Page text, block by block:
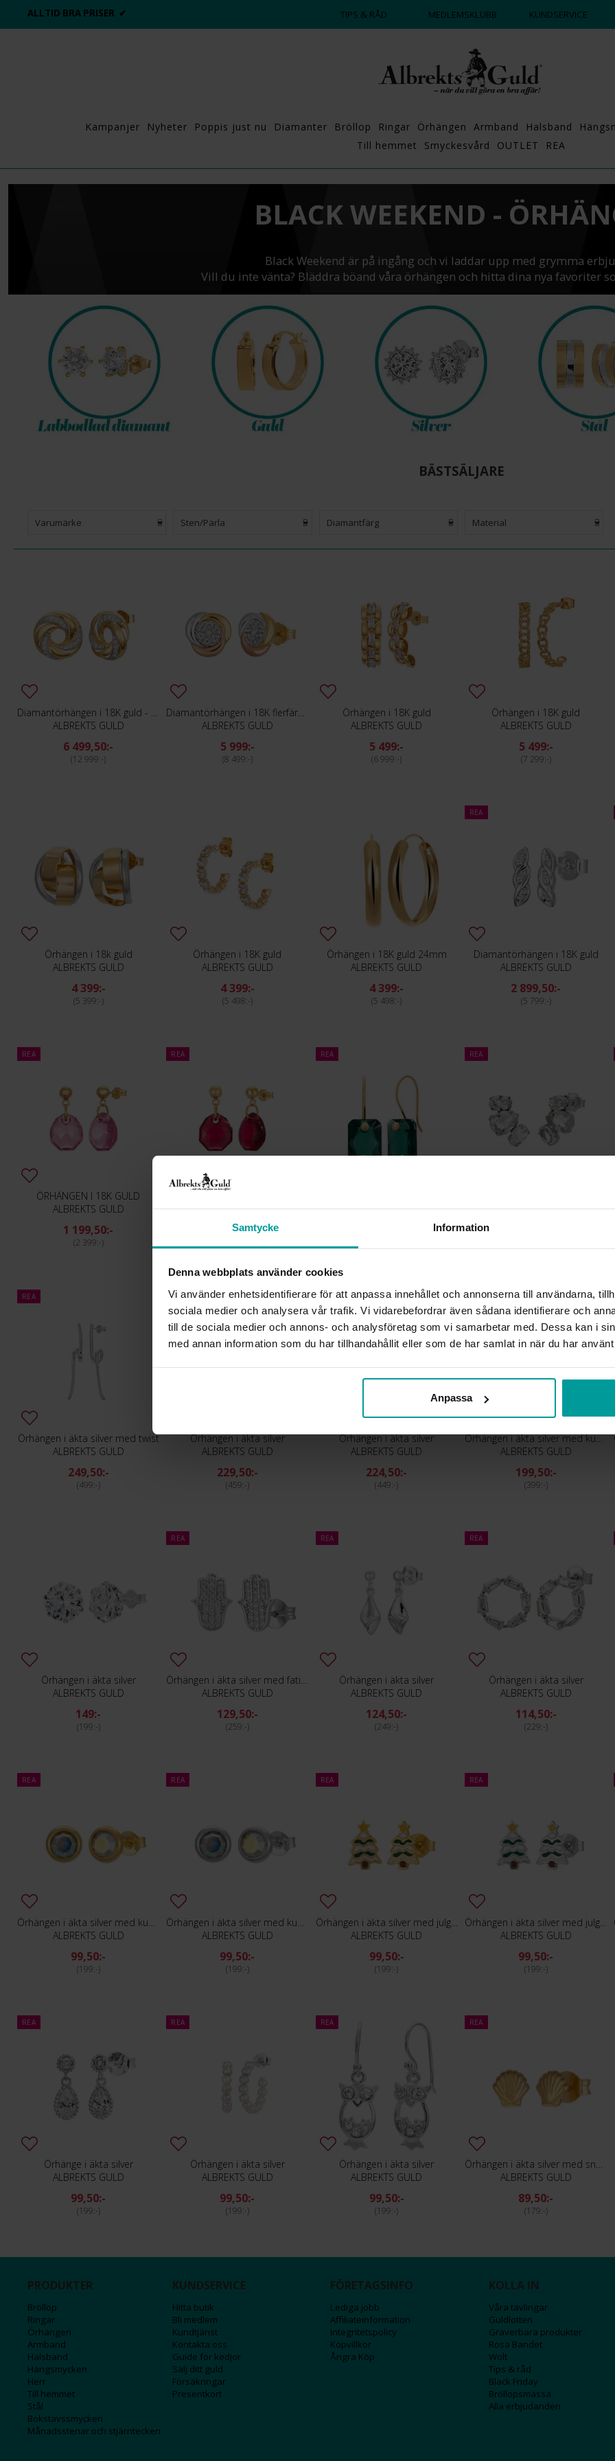
Samtycke Information
Denna webbplats använder cookies
Vi använder enhetsidentifierare för att anpassa innehållet och annonserna till användarna,
sociala medier och analysera vår trafik. Vi vidarebefordrar även sådana identifierare och
till de sociala medier och annons- och analysföretag som vi samarbetar med. Dessa kan i
med annan information som du har tillhandahållit eller som de har samlat in när du har
Anpassa
TIPS & RÅD MEDLEMSKLUBB KUNDSERVICE
Kampanjer Nyheter Poppis just nu Diamanter Bröllop Ringar Örhängen Armband Halsband
Till hemmet
Smyckesvård OUTLET REA
BLACK WEEKEND -
Black Weekend är på ingång och vi laddar upp med grymma
Vill du inte vänta? Bläddra böand våra örhängen och hitta dina nya favoriter
BÄSTSÄLJARE
Varumärke Sten/Pärla Diamantfärg Material
ALBREKTS GULD
6 499,50:-
12 999:-
ALBREKTS GULD
5 999:-
8 499:-
Örhängen i 18K guld
ALBREKTS GULD
5 499:-
6 999:-
Örhängen i 18K guld
ALBREKTS GULD
5 499:-
7 299:-
Örhängen i 18k guld
ALBREKTS GULD
4 399:-
5 399:-
Örhängen i 18K guld
ALBREKTS GULD
4 399:-
5 498:-
Örhängen i 18K guld 24mm
ALBREKTS GULD
4 399:-
5 498:-
REA
Diamantörhängen i 18K guld
ALBREKTS GULD
2 899,50:-
5 799:-
REA
ÖRHÄNGEN I 18K GULD
ALBREKTS GULD
1 199,50:-
2 399:-
REA
ALBREKTS GULD
1 149,50:-
REA
ALBREKTS GULD
REA
ALBREKTS GULD
REA
Örhängen i äkta silver med twist
ALBREKTS GULD
249,50:-
499:-
REA
Örhängen i äkta silver
ALBREKTS GULD
229,50:-
459:-
REA
Örhängen i äkta silver
ALBREKTS GULD
224,50:-
449:-
REA
Örhängen i äkta silver med kubisk zirkonia
ALBREKTS GULD
199,50:-
399:-
Örhängen i äkta silver
ALBREKTS GULD
149:-
199:-
REA
Örhängen i äkta silver med fatimas hand
ALBREKTS GULD
129,50:-
259:-
REA
Örhängen i äkta silver
ALBREKTS GULD
124,50:-
249:-
REA
Örhängen i äkta silver
ALBREKTS GULD
114,50:-
229:-
REA
Örhängen i äkta silver med kubisk zirkonia
ALBREKTS GULD
99,50:-
199:-
REA
Örhängen i äkta silver med kubisk zirkonia
ALBREKTS GULD
99,50:-
199:-
REA
Örhängen i äkta silver med julgran
ALBREKTS GULD
99,50:-
199:-
REA
Örhängen i äkta silver med julgran
ALBREKTS GULD
99,50:-
199:-
REA
Örhänge i äkta silver
ALBREKTS GULD
99,50:-
199:-
REA
Örhängen i äkta silver
ALBREKTS GULD
99,50:-
199:-
REA
Örhängen i äkta silver
ALBREKTS GULD
99,50:-
199:-
REA
Örhängen i äkta silver med snäcka
ALBREKTS GULD
89,50:-
179:-
PRODUKTER
Bröllop
Ringar
Örhängen
Armband
Halsband
Hängsmycken
Herr
Till hemmet
Stål
Bokstavssmycken
Månadsstenar och stjärntecken
KUNDSERVICE
Hitta butik
Bli medlem
Kundtjänst
Kontakta oss
Guide för kedjor
Sälj ditt guld
Försäkringar
Presentkort
FÖRETAGSINFO
Lediga jobb
Affiliateinformation
Integritetspolicy
Köpvillkor
Ångra Köp
KOLLA IN
Våra tävlingar
Guldlotten
Graverbara produkter
Rosa Bandet
Wolt
Tips & råd
Black Friday
Bröllopsmässa
Alla erbjudanden